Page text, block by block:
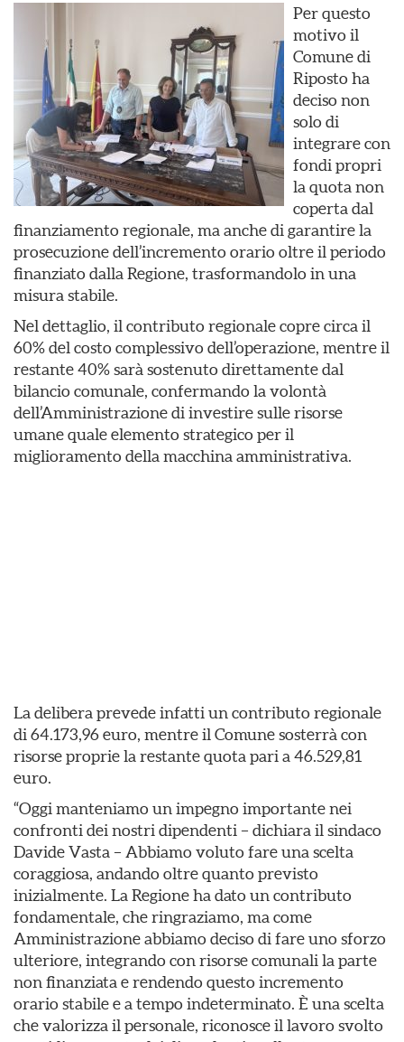
Per questo
motivo il
Comune di
Riposto ha
deciso non
solo di
integrare con
fondi propri
la quota non
coperta dal
finanziamento regionale, ma anche di garantire la
prosecuzione dell’incremento orario oltre il periodo
finanziato dalla Regione, trasformandolo in una
misura stabile.
Nel dettaglio, il contributo regionale copre circa il
60% del costo complessivo dell’operazione, mentre il
restante 40% sarà sostenuto direttamente dal
bilancio comunale, confermando la volontà
dell’Amministrazione di investire sulle risorse
umane quale elemento strategico per il
miglioramento della macchina amministrativa.
La delibera prevede infatti un contributo regionale
di 64.173,96 euro, mentre il Comune sosterrà con
risorse proprie la restante quota pari a 46.529,81
euro.
“Oggi manteniamo un impegno importante nei
confronti dei nostri dipendenti – dichiara il sindaco
Davide Vasta – Abbiamo voluto fare una scelta
coraggiosa, andando oltre quanto previsto
inizialmente. La Regione ha dato un contributo
fondamentale, che ringraziamo, ma come
Amministrazione abbiamo deciso di fare uno sforzo
ulteriore, integrando con risorse comunali la parte
non finanziata e rendendo questo incremento
orario stabile e a tempo indeterminato. È una scelta
che valorizza il personale, riconosce il lavoro svolto